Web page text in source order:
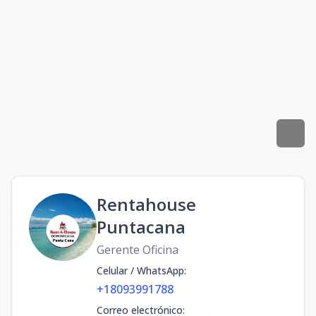
Rentahouse
Puntacana
Gerente Oficina
Celular / WhatsApp:
+18093991788
Correo electrónico: